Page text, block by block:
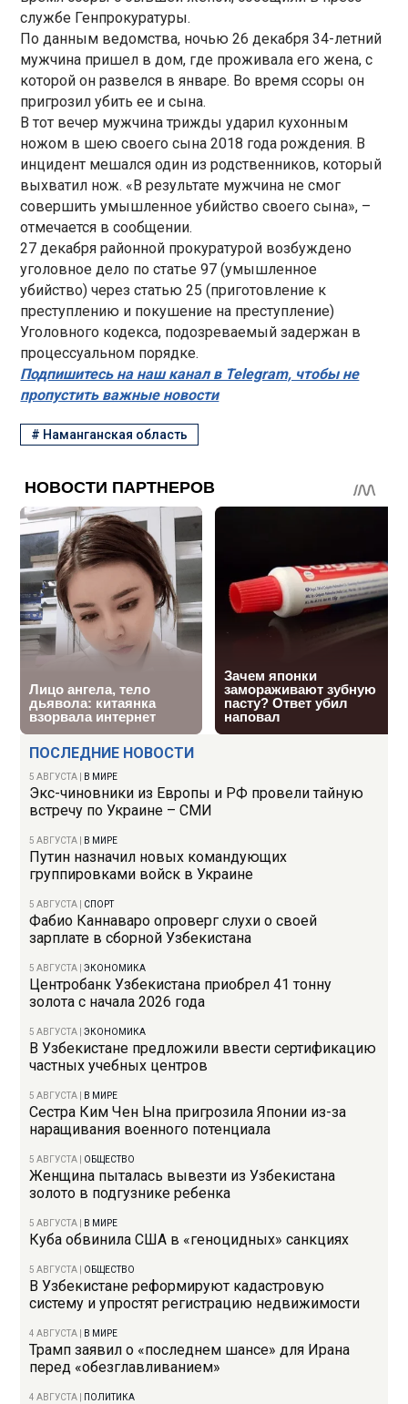
ПОСЛЕДНИЕ НОВОСТИ
5 АВГУСТА В МИРЕ
Экс-чиновники из Европы и РФ провели тайную
встречу по Украине – СМИ
5 АВГУСТА В МИРЕ
Путин назначил новых командующих
группировками войск в Украине
5 АВГУСТА СПОРТ
Фабио Каннаваро опроверг слухи о своей
зарплате в сборной Узбекистана
5 АВГУСТА |ЭКОНОМИКА
Центробанк Узбекистана приобрел 41 тонну
золота с начала 2026 года
5 АВГУСТА |ЭКОНОМИКА
В Узбекистане предложили ввести сертификацию
частных учебных центров
5 АВГУСТА В МИРЕ
Сестра Ким Чен Ына пригрозила Японии из-за
наращивания военного потенциала
5 АВГУСТА ОБЩЕСТВО
Женщина пыталась вывезти из Узбекистана
золото в подгузнике ребенка
5 АВГУСТА В МИРЕ
Куба обвинила США в «геноцидных» санкциях
5 АВГУСТА ОБЩЕСТВО
В Узбекистане реформируют кадастровую
систему и упростят регистрацию недвижимости
4 АВГУСТА В МИРЕ
Трамп заявил о «последнем шансе» для Ирана
перед «обезглавливанием»
4 АВГУСТА ПОЛИТИКА
службе Генпрокуратуры.
По данным ведомства, ночью 26 декабря 34-летний
мужчина пришел в дом, где проживала его жена, с
которой он развелся в январе. Во время ссоры он
пригрозил убить ее и сына.
В тот вечер мужчина трижды ударил кухонным
ножом в шею своего сына 2018 года рождения. В
инцидент мешался один из родственников, который
выхватил нож. «В результате мужчина не смог
совершить умышленное убийство своего сына», –
отмечается в сообщении.
27 декабря районной прокуратурой возбуждено
уголовное дело по статье 97 (умышленное
убийство) через статью 25 (приготовление к
преступлению и покушение на преступление)
Уголовного кодекса, подозреваемый задержан в
процессуальном порядке.
Подпишитесь на наш канал в Telegram, чтобы не
пропустить важные новости
# Наманганская область